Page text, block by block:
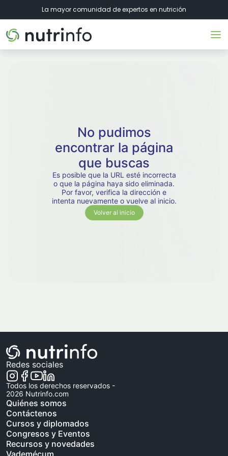
La mayor comunidad de expertos en nutrición
No pudimos
encontrar la página
que buscas
Es posible que la URL esté incorrecta
o que la página haya sido eliminada.
Por favor, verifica la dirección e
intenta nuevamente o vuelve al inicio.
Volver al inicio
Redes sociales
Todos los derechos reservados -
2026 Nutrinfo.com
Quiénes somos
Contáctenos
Cursos y diplomados
Congresos y Eventos
Recursos y novedades
Vademécum